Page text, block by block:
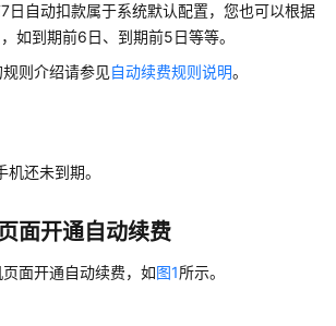
日自动扣款属于系统默认配置，您也可以根据
如到期前6日、到期前5日等等。
则介绍请参见自动续费规则说明。
还未到期。
面开通自动续费
面开通自动续费，如图1所示。